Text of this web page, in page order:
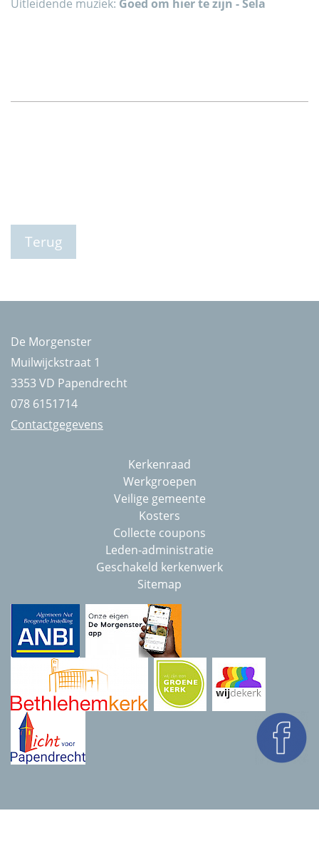
Uitleidende muziek: Goed om hier te zijn - Sela
Terug
De Morgenster
Muilwijckstraat 1
3353 VD Papendrecht
078 6151714
Contactgegevens
Kerkenraad
Werkgroepen
Veilige gemeente
Kosters
Collecte coupons
Leden-administratie
Geschakeld kerkenwerk
Sitemap